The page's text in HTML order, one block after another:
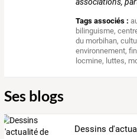
associations,
Tags associés :
bilinguisme,
du morbihan,
environnement,
locmine, luttes,
Ses blogs